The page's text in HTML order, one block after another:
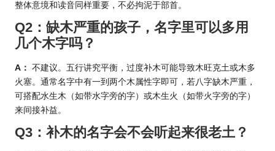
整体意境和读音同样重要，不必拘泥于部首。
Q2：缺木严重的孩子，名字里可以多用
几个木字吗？
A： 不建议。五行讲究平衡，过度补木可能导致木旺克土或木多
火塞。通常名字中有一到两个木属性字即可，若八字缺木严重，
可搭配水生木（如带水字旁的字）或木生火（如带火字旁的字）
来间接补益。
Q3：补木的名字会不会听起来很老土？